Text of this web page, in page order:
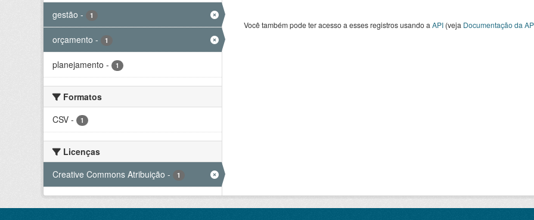
gestão - 1
orçamento - 1
planejamento - 1
Formatos
CSV - 1
Licenças
Creative Commons Atribuição - 1
Você também pode ter acesso a esses registros usando a API(veja Documentação da